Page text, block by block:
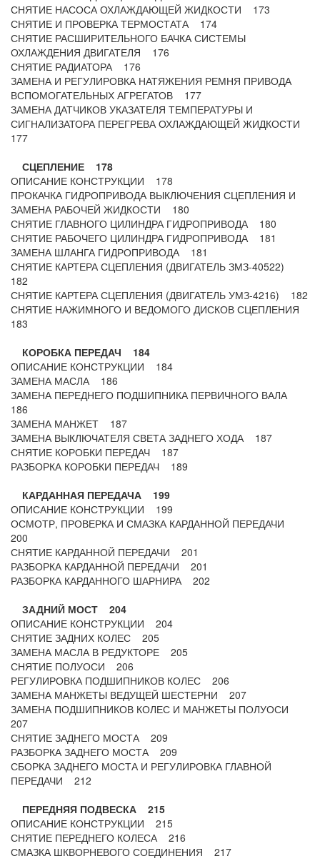
СНЯТИЕ НАСОСА ОХЛАЖДАЮЩЕЙ ЖИДКОСТИ 173
СНЯТИЕ И ПРОВЕРКА ТЕРМОСТАТА 174
СНЯТИЕ РАСШИРИТЕЛЬНОГО БАЧКА СИСТЕМЫ
ОХЛАЖДЕНИЯ ДВИГАТЕЛЯ 176
СНЯТИЕ РАДИАТОРА 176
ЗАМЕНА И РЕГУЛИРОВКА НАТЯЖЕНИЯ РЕМНЯ ПРИВОДА
ВСПОМОГАТЕЛЬНЫХ АГРЕГАТОВ 177
ЗАМЕНА ДАТЧИКОВ УКАЗАТЕЛЯ ТЕМПЕРАТУРЫ И
СИГНАЛИЗАТОРА ПЕРЕГРЕВА ОХЛАЖДАЮЩЕЙ ЖИДКОСТИ
177
СЦЕПЛЕНИЕ 178
ОПИСАНИЕ КОНСТРУКЦИИ 178
ПРОКАЧКА ГИДРОПРИВОДА ВЫКЛЮЧЕНИЯ СЦЕПЛЕНИЯ И
ЗАМЕНА РАБОЧЕЙ ЖИДКОСТИ 180
СНЯТИЕ ГЛАВНОГО ЦИЛИНДРА ГИДРОПРИВОДА 180
СНЯТИЕ РАБОЧЕГО ЦИЛИНДРА ГИДРОПРИВОДА 181
ЗАМЕНА ШЛАНГА ГИДРОПРИВОДА 181
СНЯТИЕ КАРТЕРА СЦЕПЛЕНИЯ (ДВИГАТЕЛЬ ЗМЗ-40522)
182
СНЯТИЕ КАРТЕРА СЦЕПЛЕНИЯ (ДВИГАТЕЛЬ УМЗ-4216) 182
СНЯТИЕ НАЖИМНОГО И ВЕДОМОГО ДИСКОВ СЦЕПЛЕНИЯ
183
КОРОБКА ПЕРЕДАЧ 184
ОПИСАНИЕ КОНСТРУКЦИИ 184
ЗАМЕНА МАСЛА 186
ЗАМЕНА ПЕРЕДНЕГО ПОДШИПНИКА ПЕРВИЧНОГО ВАЛА
186
ЗАМЕНА МАНЖЕТ 187
ЗАМЕНА ВЫКЛЮЧАТЕЛЯ СВЕТА ЗАДНЕГО ХОДА 187
СНЯТИЕ КОРОБКИ ПЕРЕДАЧ 187
РАЗБОРКА КОРОБКИ ПЕРЕДАЧ 189
КАРДАННАЯ ПЕРЕДАЧА 199
ОПИСАНИЕ КОНСТРУКЦИИ 199
ОСМОТР, ПРОВЕРКА И СМАЗКА КАРДАННОЙ ПЕРЕДАЧИ
200
СНЯТИЕ КАРДАННОЙ ПЕРЕДАЧИ 201
РАЗБОРКА КАРДАННОЙ ПЕРЕДАЧИ 201
РАЗБОРКА КАРДАННОГО ШАРНИРА 202
ЗАДНИЙ МОСТ 204
ОПИСАНИЕ КОНСТРУКЦИИ 204
СНЯТИЕ ЗАДНИХ КОЛЕС 205
ЗАМЕНА МАСЛА В РЕДУКТОРЕ 205
СНЯТИЕ ПОЛУОСИ 206
РЕГУЛИРОВКА ПОДШИПНИКОВ КОЛЕС 206
ЗАМЕНА МАНЖЕТЫ ВЕДУЩЕЙ ШЕСТЕРНИ 207
ЗАМЕНА ПОДШИПНИКОВ КОЛЕС И МАНЖЕТЫ ПОЛУОСИ
207
СНЯТИЕ ЗАДНЕГО МОСТА 209
РАЗБОРКА ЗАДНЕГО МОСТА 209
СБОРКА ЗАДНЕГО МОСТА И РЕГУЛИРОВКА ГЛАВНОЙ
ПЕРЕДАЧИ 212
ПЕРЕДНЯЯ ПОДВЕСКА 215
ОПИСАНИЕ КОНСТРУКЦИИ 215
СНЯТИЕ ПЕРЕДНЕГО КОЛЕСА 216
СМАЗКА ШКВОРНЕВОГО СОЕДИНЕНИЯ 217